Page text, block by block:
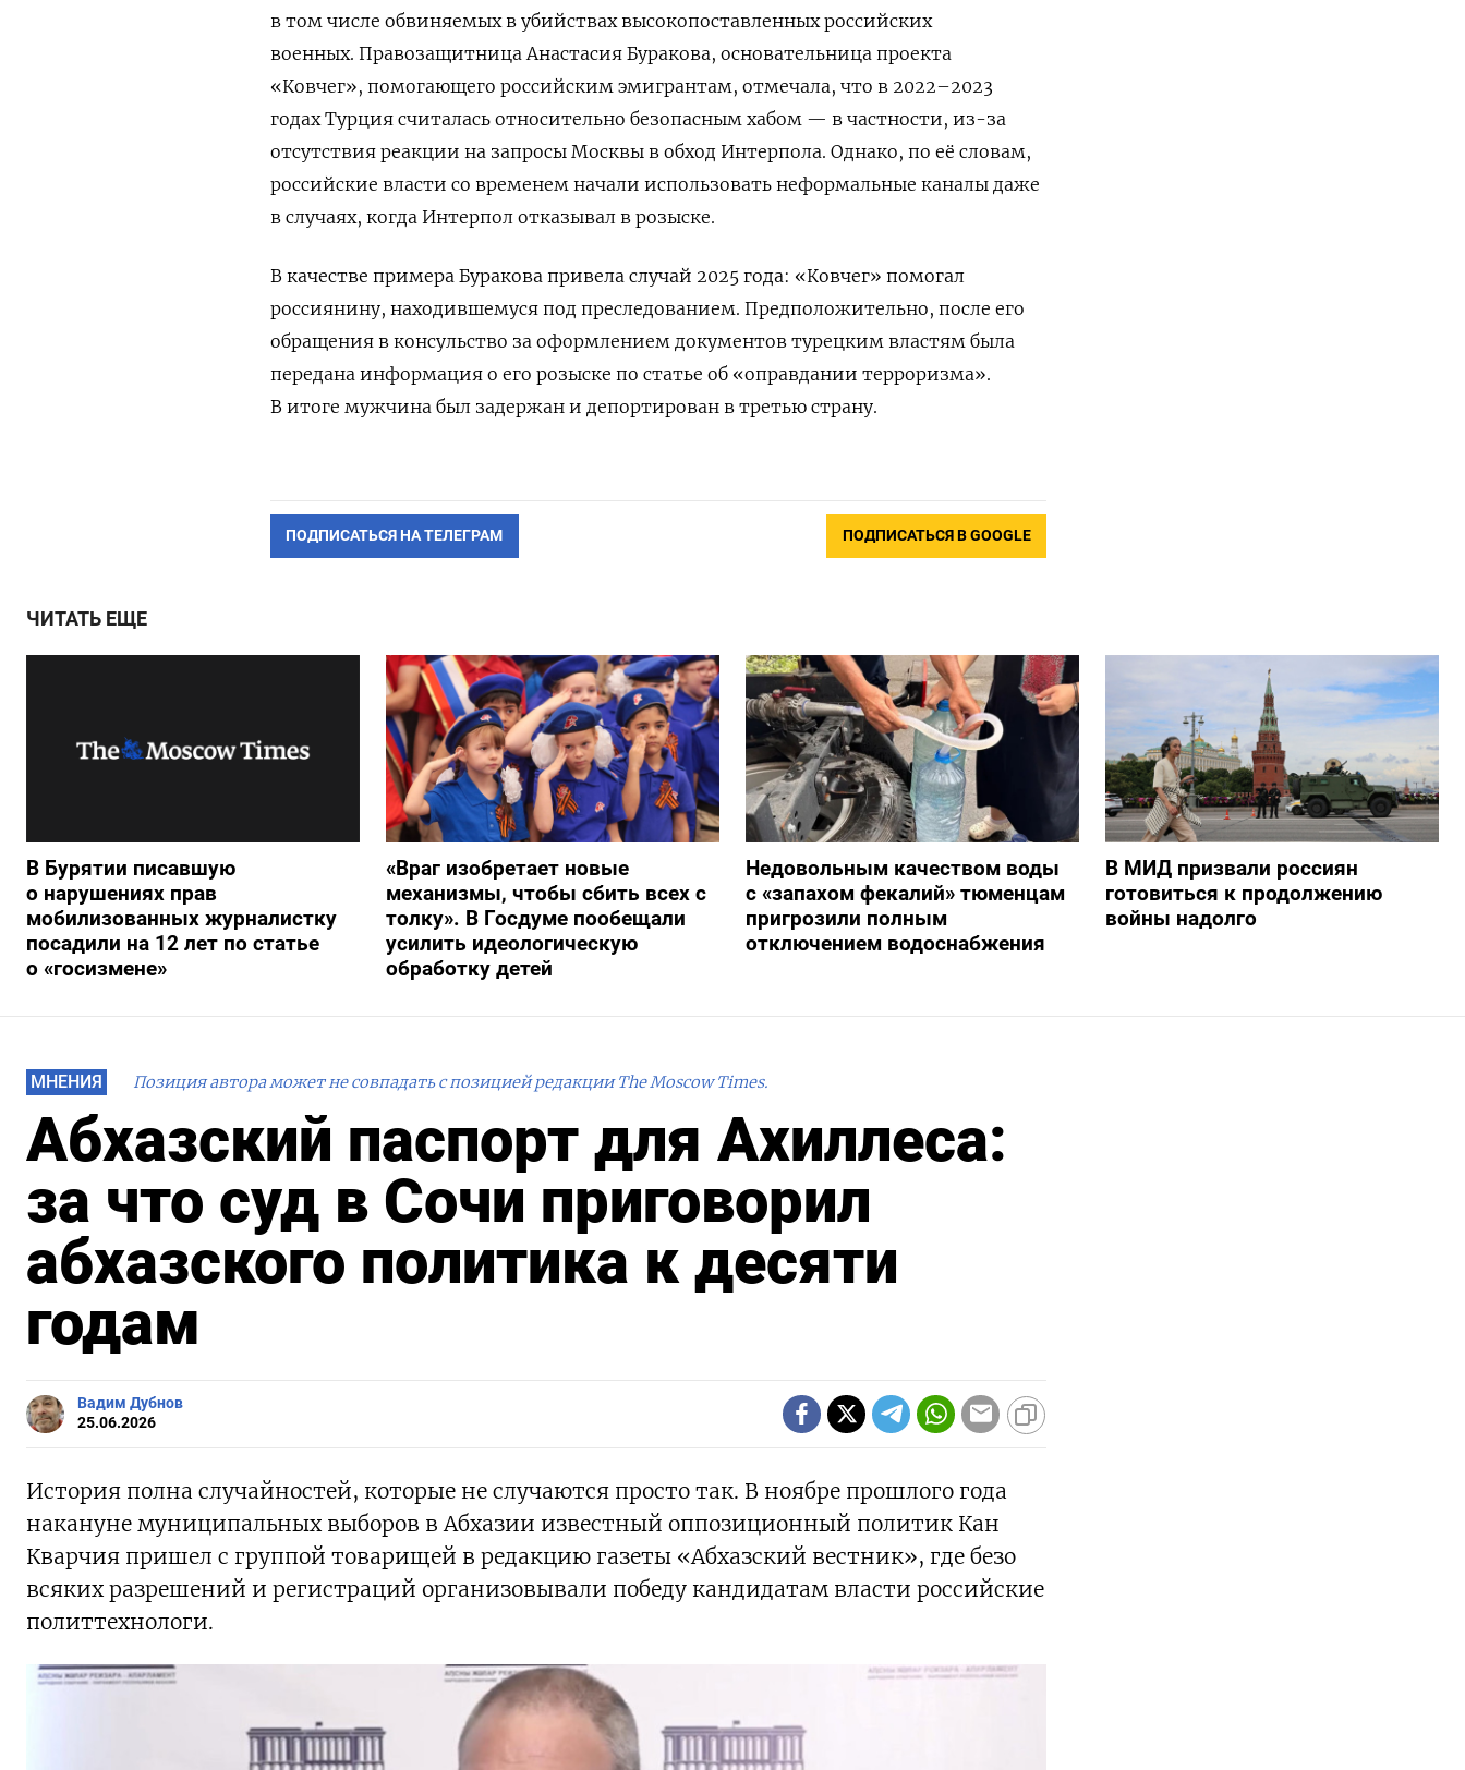
в том числе обвиняемых в убийствах высокопоставленных российских
военных. Правозащитница Анастасия Буракова, основательница проекта
«Ковчег», помогающего российским эмигрантам, отмечала, что в 2022–2023
годах Турция считалась относительно безопасным хабом — в частности, из-за
отсутствия реакции на запросы Москвы в обход Интерпола. Однако, по её словам,
российские власти со временем начали использовать неформальные каналы даже
в случаях, когда Интерпол отказывал в розыске.
В качестве примера Буракова привела случай 2025 года: «Ковчег» помогал
россиянину, находившемуся под преследованием. Предположительно, после его
обращения в консульство за оформлением документов турецким властям была
передана информация о его розыске по статье об «оправдании терроризма».
В итоге мужчина был задержан и депортирован в третью страну.
ПОДПИСАТЬСЯ НА ТЕЛЕГРАМ ПОДПИСАТЬСЯ В GOOGLE
ЧИТАТЬ ЕЩЕ
В Бурятии писавшую
о нарушениях прав
мобилизованных журналистку
посадили на 12 лет по статье
о «госизмене»
«Враг изобретает новые
механизмы, чтобы сбить всех с
толку». В Госдуме пообещали
усилить идеологическую
обработку детей
Недовольным качеством воды
с «запахом фекалий» тюменцам
пригрозили полным
отключением водоснабжения
В МИД призвали россиян
готовиться к продолжению
войны надолго
МНЕНИЯ Позиция автора может не совпадать с позицией редакции The Moscow Times.
Абхазский паспорт для Ахиллеса:
за что суд в Сочи приговорил
абхазского политика к десяти
годам
Вадим Дубнов
25.06.2026
История полна случайностей, которые не случаются просто так. В ноябре прошлого года
накануне муниципальных выборов в Абхазии известный оппозиционный политик Кан
Кварчия пришел с группой товарищей в редакцию газеты «Абхазский вестник», где безо
всяких разрешений и регистраций организовывали победу кандидатам власти российские
политтехнологи.